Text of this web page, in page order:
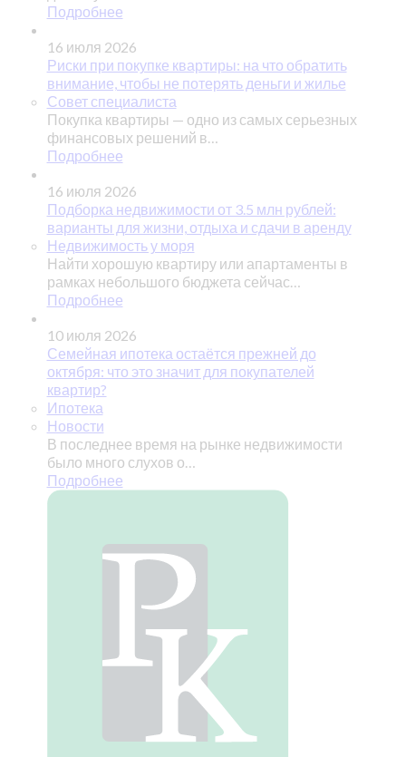
Подробнее
16 июля 2026
Риски при покупке квартиры: на что обратить
внимание, чтобы не потерять деньги и жилье
Совет специалиста
Покупка квартиры — одно из самых серьезных
финансовых решений в…
Подробнее
16 июля 2026
Подборка недвижимости от 3.5 млн рублей:
варианты для жизни, отдыха и сдачи в аренду
Недвижимость у моря
Найти хорошую квартиру или апартаменты в
рамках небольшого бюджета сейчас…
Подробнее
10 июля 2026
Семейная ипотека остаётся прежней до
октября: что это значит для покупателей
квартир?
Ипотека
Новости
В последнее время на рынке недвижимости
было много слухов о…
Подробнее